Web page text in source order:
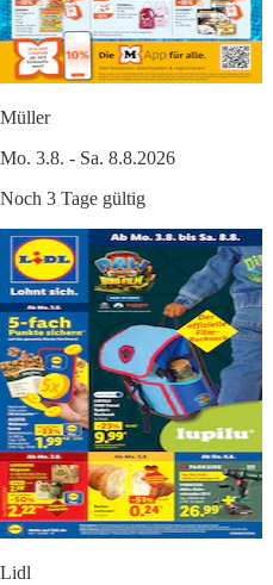
Müller
Mo. 3.8. - Sa. 8.8.2026
Noch 3 Tage gültig
Lidl